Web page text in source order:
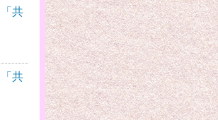
「共
「共